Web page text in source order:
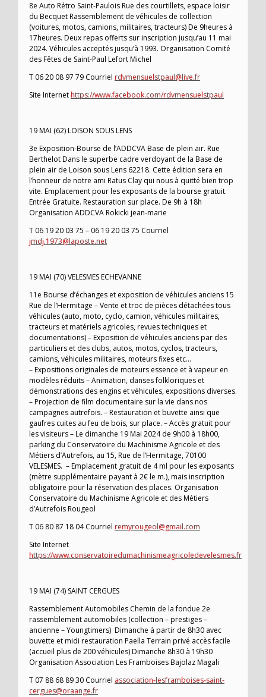
8e Auto Rétro Saint-Paulois Rue des courtillets, espace loisir
du Becquet Rassemblement de véhicules de collection
(voitures, motos, camions, militaires, tracteurs) De 9heures à
17heures. Deux repas offerts sur inscription jusqu’au 11 mai
2024. Véhicules acceptés jusqu’à 1993. Organisation Comité
des Fêtes de Saint-Paul Lefort Michel
T 06 20 08 97 79 Courriel rdvmensuelstpaul@live.fr
Site Internethttps://www.facebook.com/rdvmensuelstpaul
19 MAI (62) LOISON SOUS LENS
3e Exposition-Bourse de l’ADDCVA Base de plein air. Rue
Berthelot Dans le superbe cadre verdoyant de la Base de
plein air de Loison sous Lens 62218. Cette édition sera en
l’honneur de notre ami Ratus Clay qui nous à quitté bien trop
vite. Emplacement pour les exposants de la bourse gratuit.
Entrée Gratuite. Restauration sur place. De 9h à 18h
Organisation ADDCVA Rokicki jean-marie
T 06 19 20 03 75 – 06 19 20 03 75 Courriel
jmdj.1973@laposte.net
19 MAI (70) VELESMES ECHEVANNE
11e Bourse d’échanges et exposition de véhicules anciens 15
Rue de l’Hermitage – Vente et troc de pièces détachées tous
véhicules (auto, moto, cyclo, camion, véhicules militaires,
tracteurs et matériels agricoles, revues techniques et
documentations) – Exposition de véhicules anciens par des
particuliers et des clubs, autos, motos, cyclos, tracteurs,
camions, véhicules militaires, moteurs fixes etc…
– Expositions originales de moteurs essence et à vapeur en
modèles réduits – Animation, danses folkloriques et
démonstrations des engins et véhicules, expositions diverses.
– Projection de film documentaire sur la vie dans nos
campagnes autrefois. – Restauration et buvette ainsi que
gaufres cuites au feu de bois, sur place. – Accès gratuit pour
les visiteurs – Le dimanche 19 Mai 2024 de 9h00 à 18h00,
parking du Conservatoire du Machinisme Agricole et des
Métiers d’Autrefois, au 15, Rue de l’Hermitage, 70100
VELESMES. – Emplacement gratuit de 4 ml pour les exposants
(mètre supplémentaire payant à 2€ le m.), mais inscription
obligatoire pour la réservation des places. Organisation
Conservatoire du Machinisme Agricole et des Métiers
d’Autrefois Rougeol
T 06 80 87 18 04 Courriel remyrougeol@gmail.com
Site Internet
https://www.conservatoiredumachinismeagricoledevelesmes.fr
19 MAI (74) SAINT CERGUES
Rassemblement Automobiles Chemin de la fondue 2e
rassemblement automobiles (collection – prestiges –
ancienne – Youngtimers) Dimanche à partir de 8h30 avec
buvette et midi restauration Paella Terrain privé accès facile
(accueil plus de 200 véhicules) Dimanche 8h30 à 19h30
Organisation Association Les Framboises Bajolaz Magali
T 07 88 68 89 30 Courriel association-lesframboises-saint-
cergues@oraange.fr